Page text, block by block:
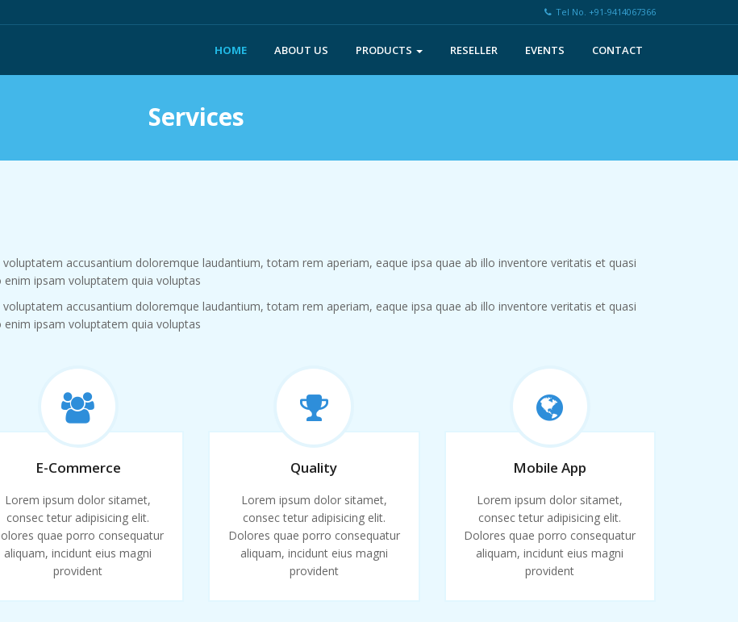
Tel No. +91-9414067366
HOME ABOUT US PRODUCTS RESELLER EVENTS CONTACT
Services
accusantium doloremque laudantium, totam rem aperiam, eaque ipsa quae ab illo inventore veritatis et quasi
ipsam voluptatem quia voluptas
accusantium doloremque laudantium, totam rem aperiam, eaque ipsa quae ab illo inventore veritatis et quasi
ipsam voluptatem quia voluptas
E-Commerce
Lorem ipsum dolor sitamet,
consec tetur adipisicing elit.
quae porro consequatur
aliquam, incidunt eius magni
provident
Quality
Lorem ipsum dolor sitamet,
consec tetur adipisicing elit.
Dolores quae porro consequatur
aliquam, incidunt eius magni
provident
Mobile App
Lorem ipsum dolor sitamet,
consec tetur adipisicing elit.
Dolores quae porro consequatur
aliquam, incidunt eius magni
provident